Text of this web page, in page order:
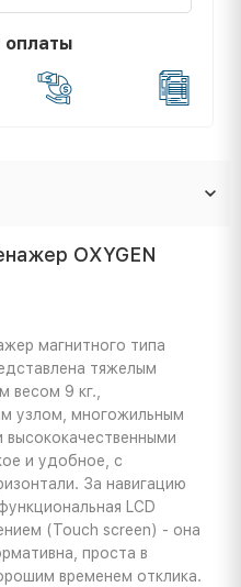
OXYGEN
магнитного типа
тяжелым
весом 9 кг.,
узлом, многожильным
и удобное, с
За навигацию
LCD
(Touch screen) - она
проста в
временем отклика.